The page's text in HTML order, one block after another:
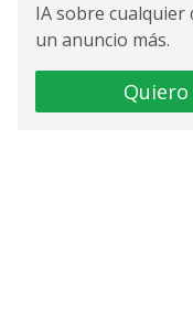
IA sobre
un anuncio más.